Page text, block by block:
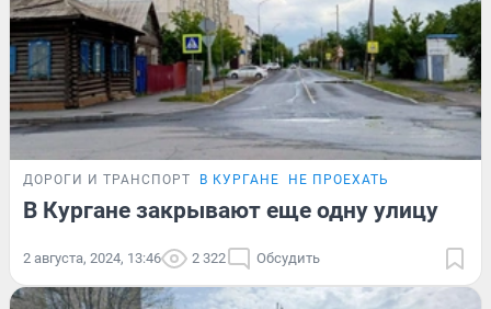
ДОРОГИ И ТРАНСПОРТ В КУРГАНЕ НЕ ПРОЕХАТЬ
В Кургане закрывают еще одну улицу
2 августа, 2024, 13:46 2 322 Обсудить